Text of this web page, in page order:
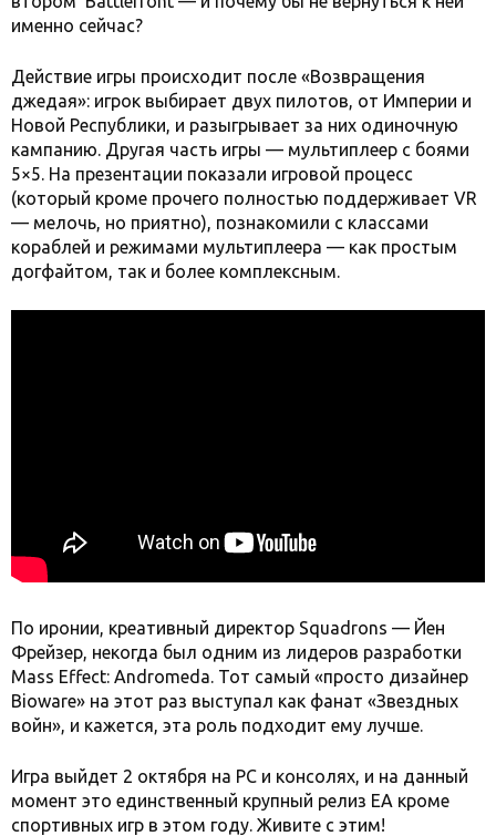
именно сейчас?
Действие игры происходит после «Возвращения
джедая»: игрок выбирает двух пилотов, от Империи и
Новой Республики, и разыгрывает за них одиночную
кампанию. Другая часть игры — мультиплеер с боями
5×5. На презентации показали игровой процесс
(который кроме прочего полностью поддерживает VR
— мелочь, но приятно), познакомили с классами
кораблей и режимами мультиплеера — как простым
догфайтом, так и более комплексным.
По иронии, креативный директор Squadrons — Йен
Фрейзер, некогда был одним из лидеров разработки
Mass Effect: Andromeda. Тот самый «просто дизайнер
Bioware» на этот раз выступал как фанат «Звездных
войн», и кажется, эта роль подходит ему лучше.
Игра выйдет 2 октября на PC и консолях, и на данный
момент это единственный крупный релиз EA кроме
спортивных игр в этом году. Живите с этим!